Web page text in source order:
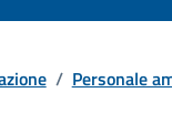
/ Personale